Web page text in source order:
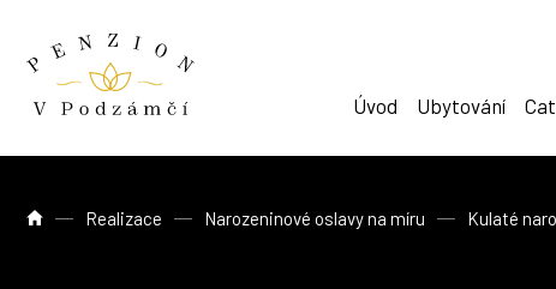
Úvod Ubytování
Úvod Realizace Narozeninové oslavy na míru Kulaté